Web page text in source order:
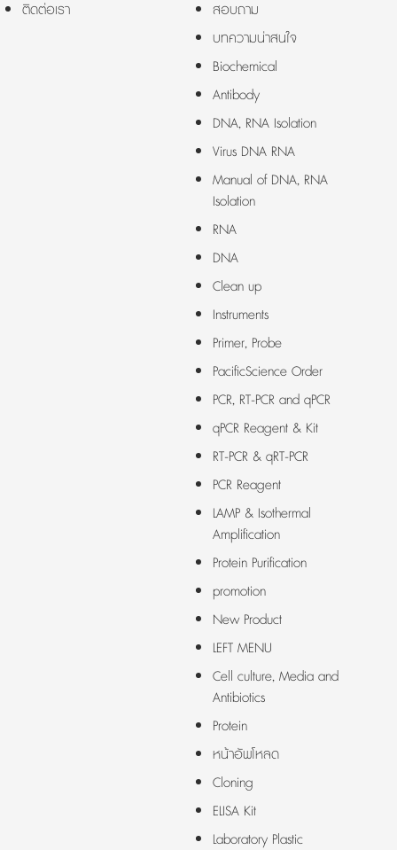
ติดต่อเรา
สอบถาม
บทความน่าสนใจ
Biochemical
Antibody
DNA, RNA Isolation
Virus DNA RNA
Manual of DNA, RNA
Isolation
RNA
DNA
Clean up
Instruments
Primer, Probe
PacificScience Order
PCR, RT-PCR and qPCR
qPCR Reagent & Kit
RT-PCR & qRT-PCR
PCR Reagent
LAMP & Isothermal
Amplification
Protein Purification
promotion
New Product
LEFT MENU
Cell culture, Media and
Antibiotics
Protein
หน้าอัพโหลด
Cloning
ELISA Kit
Laboratory Plastic